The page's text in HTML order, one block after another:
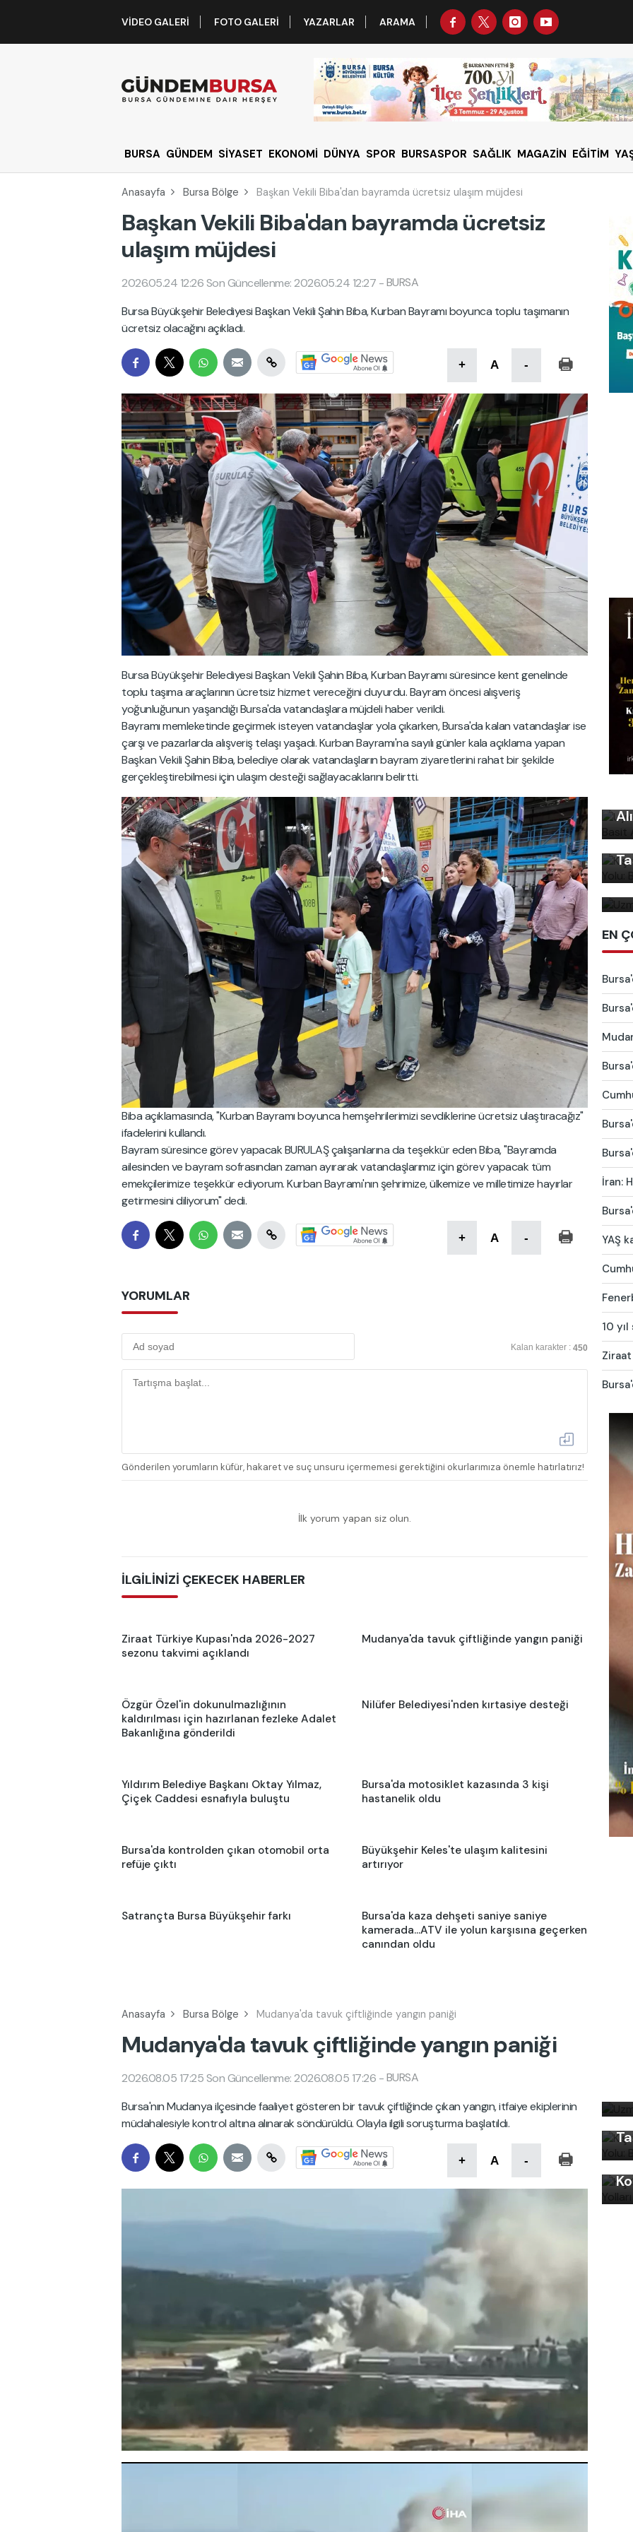
VIDEO GALERI FOTO GALERI YAZARLAR ARAMA
BURSA GÜNDEM SİYASET EKONOMİ DÜNYA SPOR BURSASPOR SAĞLIK MAGAZİN EĞİTİM
Anasayfa Bursa Bölge Başkan Vekili Biba'dan bayramda ücretsiz ulaşım müjdesi
Başkan Vekili Biba'dan bayramda ücretsiz
ulaşım müjdesi
2026.05.24 12:26 Son Güncellenme: 2026.05.24 12:27 -BURSA
Bursa Büyükşehir Belediyesi Başkan Vekili Şahin Biba, Kurban Bayramı boyunca toplu taşımanın
ücretsiz olacağını açıkladı.
+ A -
Bursa Büyükşehir Belediyesi Başkan Vekili Şahin Biba, Kurban Bayramı süresince kent genelinde
toplu taşıma araçlarının ücretsiz hizmet vereceğini duyurdu. Bayram öncesi alışveriş
yoğunluğunun yaşandığı Bursa'da vatandaşlara müjdeli haber verildi.
Bayramı memleketinde geçirmek isteyen vatandaşlar yola çıkarken, Bursa'da kalan vatandaşlar ise
çarşı ve pazarlarda alışveriş telaşı yaşadı. Kurban Bayramı'na sayılı günler kala açıklama yapan
Başkan Vekili Şahin Biba, belediye olarak vatandaşların bayram ziyaretlerini rahat bir şekilde
gerçekleştirebilmesi için ulaşım desteği sağlayacaklarını belirtti.
Biba açıklamasında, "Kurban Bayramı boyunca hemşehrilerimizi sevdiklerine ücretsiz ulaştıracağız"
ifadelerini kullandı.
Bayram süresince görev yapacak BURULAŞ çalışanlarına da teşekkür eden Biba, "Bayramda
ailesinden ve bayram sofrasından zaman ayırarak vatandaşlarımız için görev yapacak tüm
emekçilerimize teşekkür ediyorum. Kurban Bayramı'nın şehrimize, ülkemize ve milletimize hayırlar
getirmesini diliyorum" dedi.
+ A -
YORUMLAR
Kalan karakter : 450
Gönderilen yorumların küfür, hakaret ve suç unsuru içermemesi gerektiğini okurlarımıza önemle hatırlatırız!
İlk yorum yapan siz olun.
İLGİLİNİZİ ÇEKECEK HABERLER
Ziraat Türkiye Kupası'nda 2026-2027
sezonu takvimi açıklandı
Mudanya'da tavuk çiftliğinde yangın paniği
Özgür Özel'in dokunulmazlığının
kaldırılması için hazırlanan fezleke Adalet
Bakanlığına gönderildi
Nilüfer Belediyesi'nden kırtasiye desteği
Yıldırım Belediye Başkanı Oktay Yılmaz,
Çiçek Caddesi esnafıyla buluştu
Bursa'da motosiklet kazasında 3 kişi
hastanelik oldu
Bursa'da kontrolden çıkan otomobil orta
refüje çıktı
Büyükşehir Keles'te ulaşım kalitesini
artırıyor
Satrançta Bursa Büyükşehir farkı
Bursa'da kaza dehşeti saniye saniye
kamerada...ATV ile yolun karşısına geçerken
canından oldu
EN
İran:
YAŞ
10
Anasayfa Bursa Bölge Mudanya'da tavuk çiftliğinde yangın paniği
Mudanya'da tavuk çiftliğinde yangın paniği
2026.08.05 17:25 Son Güncellenme: 2026.08.05 17:26 -BURSA
Bursa'nın Mudanya ilçesinde faaliyet gösteren bir tavuk çiftliğinde çıkan yangın, itfaiye ekiplerinin
müdahalesiyle kontrol altına alınarak söndürüldü. Olayla ilgili soruşturma başlatıldı.
+ A -